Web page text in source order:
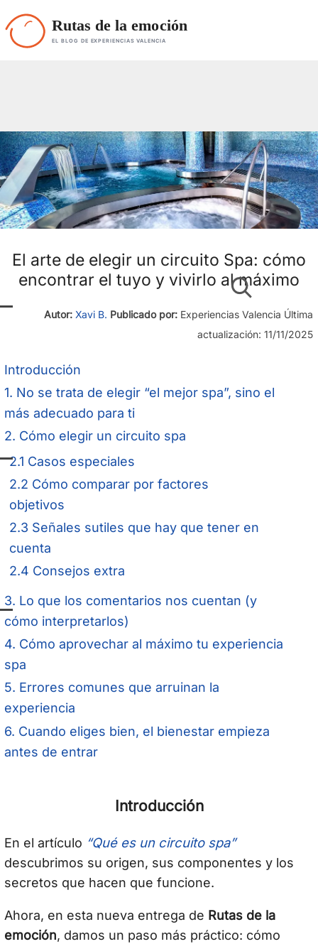
Rutas de la emoción
EL BLOG DE EXPERIENCIAS VALENCIA
El arte de elegir un circuito Spa: cómo
encontrar el tuyo y vivirlo al máximo
Autor: Xavi B. Publicado por: Experiencias Valencia Última
actualización: 11/11/2025
Introducción
1. No se trata de elegir “el mejor spa”, sino el
más adecuado para ti
2. Cómo elegir un circuito spa
2.1 Casos especiales
2.2 Cómo comparar por factores
objetivos
2.3 Señales sutiles que hay que tener en
cuenta
2.4 Consejos extra
3. Lo que los comentarios nos cuentan (y
cómo interpretarlos)
4. Cómo aprovechar al máximo tu experiencia
spa
5. Errores comunes que arruinan la
experiencia
6. Cuando eliges bien, el bienestar empieza
antes de entrar
Introducción
En el artículo “Qué es un circuito spa”
descubrimos su origen, sus componentes y los
secretos que hacen que funcione.
Ahora, en esta nueva entrega de Rutas de la
emoción, damos un paso más práctico: cómo